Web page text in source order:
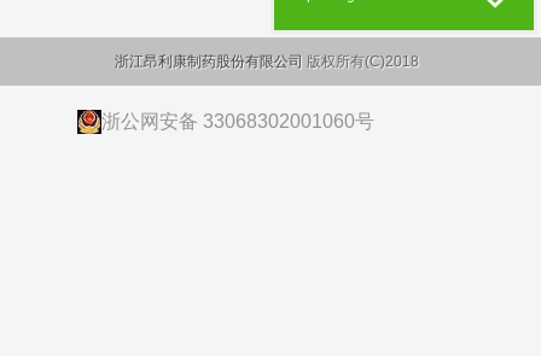
浙江昂利康制药股份有限公司 版权所有(C)2018
浙公网安备 33068302001060号